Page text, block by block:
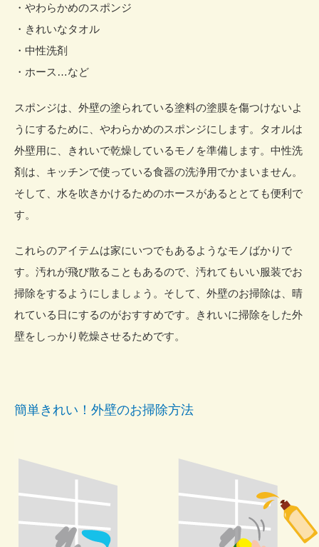
・やわらかめのスポンジ
・きれいなタオル
・中性洗剤
・ホース…など
スポンジは、外壁の塗られている塗料の塗膜を傷つけないよ
うにするために、やわらかめのスポンジにします。タオルは
外壁用に、きれいで乾燥しているモノを準備します。中性洗
剤は、キッチンで使っている食器の洗浄用でかまいません。
そして、水を吹きかけるためのホースがあるととても便利で
す。
これらのアイテムは家にいつでもあるようなモノばかりで
す。汚れが飛び散ることもあるので、汚れてもいい服装でお
掃除をするようにしましょう。そして、外壁のお掃除は、晴
れている日にするのがおすすめです。きれいに掃除をした外
壁をしっかり乾燥させるためです。
簡単きれい！外壁のお掃除方法